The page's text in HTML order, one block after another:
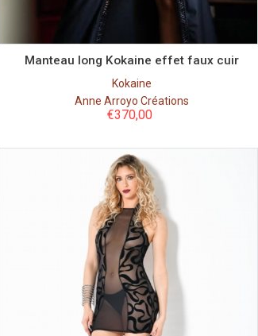
Manteau long Kokaine effet faux cuir
Kokaine
Anne Arroyo Créations
€370,00